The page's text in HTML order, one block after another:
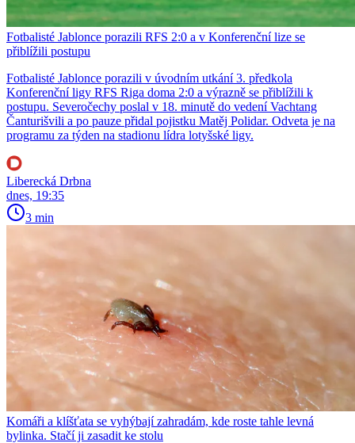
Fotbalisté Jablonce porazili RFS 2:0 a v Konferenční lize se
přiblížili postupu
Fotbalisté Jablonce porazili v úvodním utkání 3. předkola
Konferenční ligy RFS Riga doma 2:0 a výrazně se přiblížili k
postupu. Severočechy poslal v 18. minutě do vedení Vachtang
Čanturišvili a po pauze přidal pojistku Matěj Polidar. Odveta je na
programu za týden na stadionu lídra lotyšské ligy.
Liberecká Drbna
dnes, 19:35
3 min
Komáři a klíšťata se vyhýbají zahradám, kde roste tahle levná
bylinka. Stačí ji zasadit ke stolu